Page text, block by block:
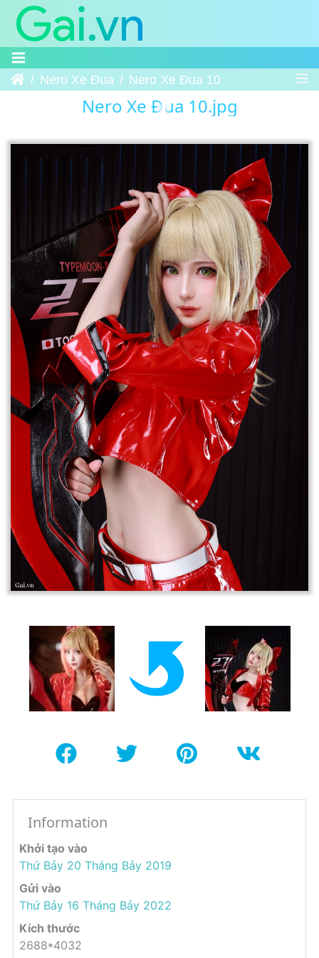
Trang chủNero Xe Đua Nero Xe Đua 10
Nero Xe Đua 10.jpg
Information
Khởi tạo vào
Thứ Bảy 20 Tháng Bảy 2019
Gửi vào
Thứ Bảy 16 Tháng Bảy 2022
Kích thước
2688*4032